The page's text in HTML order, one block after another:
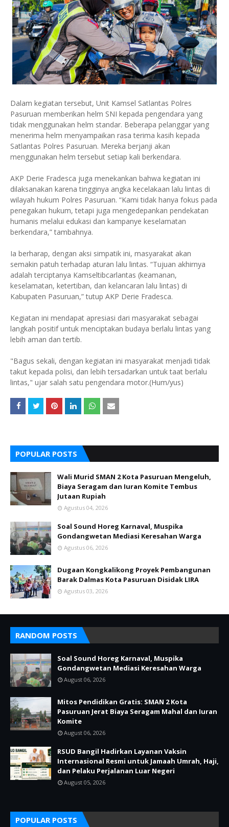
Dalam kegiatan tersebut, Unit Kamsel Satlantas Polres
Pasuruan memberikan helm SNI kepada pengendara yang
tidak menggunakan helm standar. Beberapa pelanggar yang
menerima helm menyampaikan rasa terima kasih kepada
Satlantas Polres Pasuruan. Mereka berjanji akan
menggunakan helm tersebut setiap kali berkendara.
AKP Derie Fradesca juga menekankan bahwa kegiatan ini
dilaksanakan karena tingginya angka kecelakaan lalu lintas di
wilayah hukum Polres Pasuruan. “Kami tidak hanya fokus pada
penegakan hukum, tetapi juga mengedepankan pendekatan
humanis melalui edukasi dan kampanye keselamatan
berkendara,” tambahnya.
Ia berharap, dengan aksi simpatik ini, masyarakat akan
semakin patuh terhadap aturan lalu lintas. “Tujuan akhirnya
adalah terciptanya Kamseltibcarlantas (keamanan,
keselamatan, ketertiban, dan kelancaran lalu lintas) di
Kabupaten Pasuruan,” tutup AKP Derie Fradesca.
Kegiatan ini mendapat apresiasi dari masyarakat sebagai
langkah positif untuk menciptakan budaya berlalu lintas yang
lebih aman dan tertib.
"Bagus sekali, dengan kegiatan ini masyarakat menjadi tidak
takut kepada polisi, dan lebih tersadarkan untuk taat berlalu
lintas," ujar salah satu pengendara motor.(Hum/yus)
POPULAR POSTS
Wali Murid SMAN 2 Kota Pasuruan Mengeluh,
Biaya Seragam dan Iuran Komite Tembus
Jutaan Rupiah
Agustus 04, 2026
Soal Sound Horeg Karnaval, Muspika
Gondangwetan Mediasi Keresahan Warga
Agustus 06, 2026
Dugaan Kongkalikong Proyek Pembangunan
Barak Dalmas Kota Pasuruan Disidak LIRA
Agustus 03, 2026
RANDOM POSTS
Soal Sound Horeg Karnaval, Muspika
Gondangwetan Mediasi Keresahan Warga
August 06, 2026
Mitos Pendidikan Gratis: SMAN 2 Kota
Pasuruan Jerat Biaya Seragam Mahal dan Iuran
Komite
August 06, 2026
RSUD Bangil Hadirkan Layanan Vaksin
Internasional Resmi untuk Jamaah Umrah, Haji,
dan Pelaku Perjalanan Luar Negeri
August 05, 2026
POPULAR POSTS